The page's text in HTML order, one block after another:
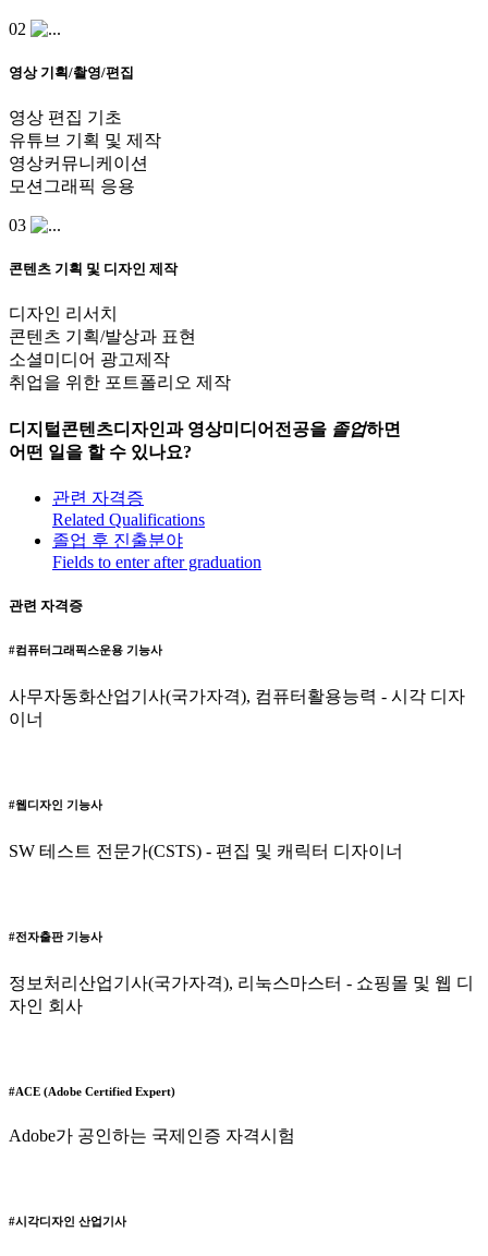
02
영상 기획/촬영/편집
영상 편집 기초
유튜브 기획 및 제작
영상커뮤니케이션
모션그래픽 응용
03
콘텐츠 기획 및 디자인 제작
디자인 리서치
콘텐츠 기획/발상과 표현
소셜미디어 광고제작
취업을 위한 포트폴리오 제작
디지털콘텐츠디자인과 영상미디어전공을 졸업하면
어떤 일 을 할 수 있나요?
관련 자격증
Related Qualifications
졸업 후 진출분야
Fields to enter after graduation
관련 자격증
#컴퓨터그래픽스운용 기능사
사무자동화산업기사(국가자격), 컴퓨터활용능력 - 시각 디자
이너
#웹디자인 기능사
SW 테스트 전문가(CSTS) - 편집 및 캐릭터 디자이너
#전자출판 기능사
정보처리산업기사(국가자격), 리눅스마스터 - 쇼핑몰 및 웹 디
자인 회사
#ACE (Adobe Certified Expert)
Adobe가 공인하는 국제인증 자격시험
#시각디자인 산업기사